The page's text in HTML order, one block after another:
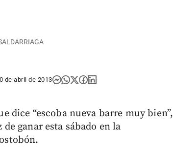
de abril de 2013
dice “escoba nueva barre muy bien”,
ganar esta sábado en la